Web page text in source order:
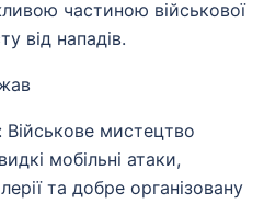
частиною військової
від нападів.
Військове мистецтво
мобільні атаки,
та добре організовану